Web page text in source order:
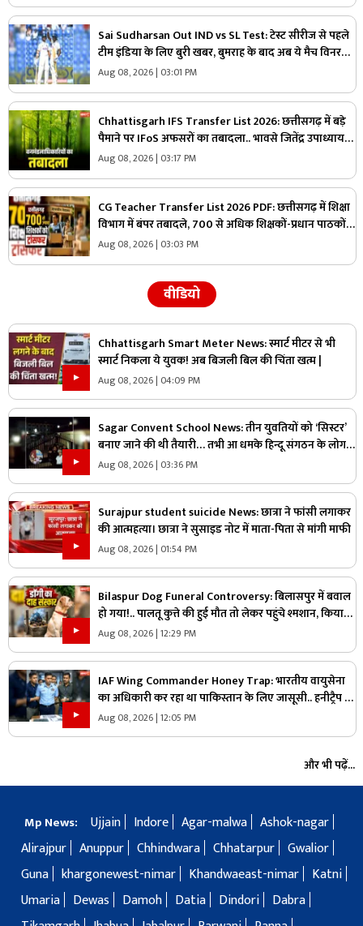
Sai Sudharsan Out IND vs SL Test: टेस्ट सीरीज से पहले
टीम इंडिया के लिए बुरी खबर, बुमराह के बाद अब ये मैच विनर
खिलाड़ी हुआ बाहर
Aug 08, 2026 | 03:01 PM
Chhattisgarh IFS Transfer List 2026: छत्तीसगढ़ में बड़े
पैमाने पर IFoS अफसरों का तबादला.. भावसे जितेंद्र उपाध्याय
को कटघोरा वनमंडल का जिम्मा, देखें पूरी लिस्ट
Aug 08, 2026 | 03:17 PM
CG Teacher Transfer List 2026 PDF: छत्तीसगढ़ में शिक्षा
विभाग में बंपर तबादले, 700 से अधिक शिक्षकों-प्रधान पाठकों
का ट्रांसफर लिस्ट जारी, देखिए पूरी सूची
Aug 08, 2026 | 03:03 PM
वीडियो
Chhattisgarh Smart Meter News: स्मार्ट मीटर से भी
स्मार्ट निकला ये युवक! अब बिजली बिल की चिंता खत्म |
Aug 08, 2026 | 04:09 PM
Sagar Convent School News: तीन युवतियों को ‘सिस्टर’
बनाए जाने की थी तैयारी… तभी आ धमके हिन्दू संगठन के लोग
और पुलिस, स्कूल में मचा बवाल
Aug 08, 2026 | 03:36 PM
Surajpur student suicide News: छात्रा ने फांसी लगाकर
की आत्महत्या। छात्रा ने सुसाइड नोट में माता-पिता से मांगी माफी
Aug 08, 2026 | 01:54 PM
Bilaspur Dog Funeral Controversy: बिलासपुर में बवाल
हो गया!.. पालतू कुत्ते की हुई मौत तो लेकर पहुंचे श्मशान, किया
दाह संस्कार तो शुरू हो गया हंगामा
Aug 08, 2026 | 12:29 PM
IAF Wing Commander Honey Trap: भारतीय वायुसेना
का अधिकारी कर रहा था पाकिस्तान के लिए जासूसी.. हनीट्रैप में
फंसकर किया कुछ ऐसा जानकार रह जायेंगे हैरान
Aug 08, 2026 | 12:05 PM
और भी पढ़ें...
Mp News: Ujjain Indore Agar-malwa Ashok-nagar
Alirajpur Anuppur Chhindwara Chhatarpur Gwalior
Guna khargonewest-nimar Khandwaeast-nimar
Katni
Umaria
Dewas Damoh Datia Dindori
Dabra